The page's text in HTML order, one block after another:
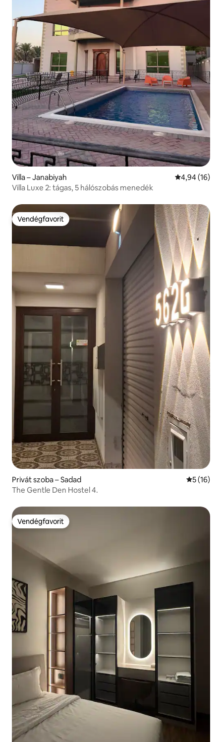
Villa – Janabiyah Átlagos
4,94 (16)
Villa Luxe 2: tágas, 5 hálószobás menedék
Vendégfavorit
Vendégfavorit
Privát szoba – Sadad Átlagos
5 (16)
The Gentle Den Hostel 4.
Vendégfavorit
Vendégfavorit